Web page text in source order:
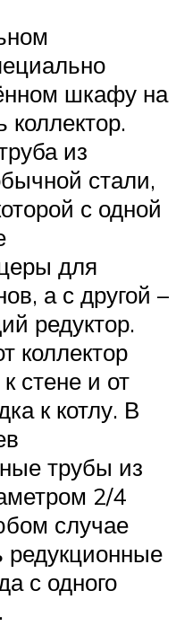
шкафу на
коллектор.
из
стали,
с одной
для
а с другой –
редуктор.
коллектор
стене и от
к котлу. В
трубы из
2/4
случае
редукционные
с одного